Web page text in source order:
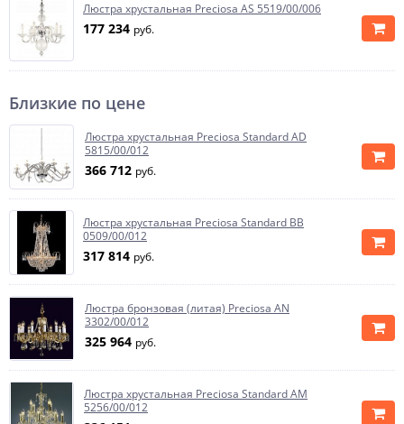
Люстра хрустальная Preciosa AS 5519/00/006
177 234 руб.
Близкие по цене
Люстра хрустальная Preciosa Standard AD
5815/00/012
366 712 руб.
Люстра хрустальная Preciosa Standard BB
0509/00/012
317 814 руб.
Люстра бронзовая (литая) Preciosa AN
3302/00/012
325 964 руб.
Люстра хрустальная Preciosa Standard AM
5256/00/012